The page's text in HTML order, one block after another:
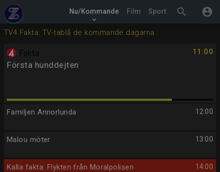
search account_circle
Nu/Kommande
keyboard_arrow_down
Film Sport
TV4 Fakta: TV-tablå de kommande dagarna
11:00
Första hunddejten
12:00
Familjen Annorlunda
13:00
Malou möter
14:00
Kalla fakta: Flykten från Moralpolisen